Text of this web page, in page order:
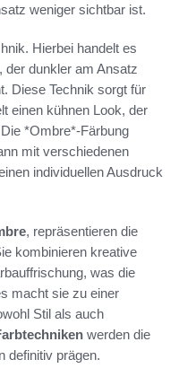
weniger sichtbar ist.
Hierbei handelt es
der dunkler am Ansatz
Diese Technik sorgt für
einen kühnen Look, der
*Ombre*-Färbung
mit verschiedenen
individuellen Ausdruck
, repräsentieren die
kombinieren kreative
was die
macht sie zu einer
Stil als auch
werden die
definitiv prägen.